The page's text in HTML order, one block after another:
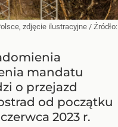
zdjęcie ilustracyjne / Źródło:
mandatu
o przejazd
od początku
2023 r.